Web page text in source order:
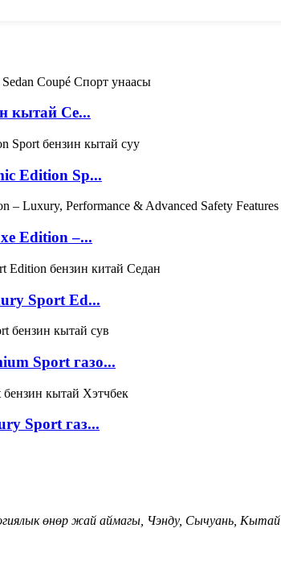
кытай Се...
Edition Sp...
Edition –...
Sport Ed...
Sport газо...
Sport газ...
өнөр жай аймагы, Чэнду, Сычуань, Кытай